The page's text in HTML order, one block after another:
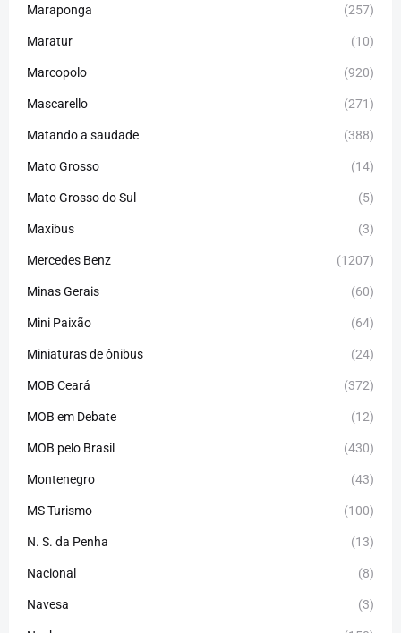
Maraponga (257)
Maratur (10)
Marcopolo (920)
Mascarello (271)
Matando a saudade (388)
Mato Grosso (14)
Mato Grosso do Sul (5)
Maxibus (3)
Mercedes Benz (1207)
Minas Gerais (60)
Mini Paixão (64)
Miniaturas de ônibus (24)
MOB Ceará (372)
MOB em Debate (12)
MOB pelo Brasil (430)
Montenegro (43)
MS Turismo (100)
N. S. da Penha (13)
Nacional (8)
Navesa (3)